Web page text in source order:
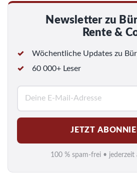
Newsletter zu
Rente &
Wöchentliche Updates zu
60 000+ Leser
M
a
i
l
*
JETZT
100 % spam-frei • jederzeit